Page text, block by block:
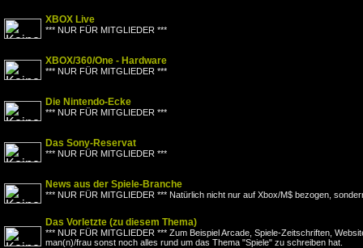
XBOX Live
*** NUR FÜR MITGLIEDER ***
XBOX/360/One - Hardware
*** NUR FÜR MITGLIEDER ***
Die Nintendo-Ecke
*** NUR FÜR MITGLIEDER ***
Das Sony-Reservat
*** NUR FÜR MITGLIEDER ***
News aus der Spiele-Branche
*** NUR FÜR MITGLIEDER *** Natürlich nicht nur auf Xbox/M$ bezogen,
Das Vorletzte (zu diesem Thema)
*** NUR FÜR MITGLIEDER *** Zum Beispiel Arcade, Spiele-Zeitschriften,
man(n)/frau sonst noch alles rund um das Thema "Spiele" zu schreiben hat.